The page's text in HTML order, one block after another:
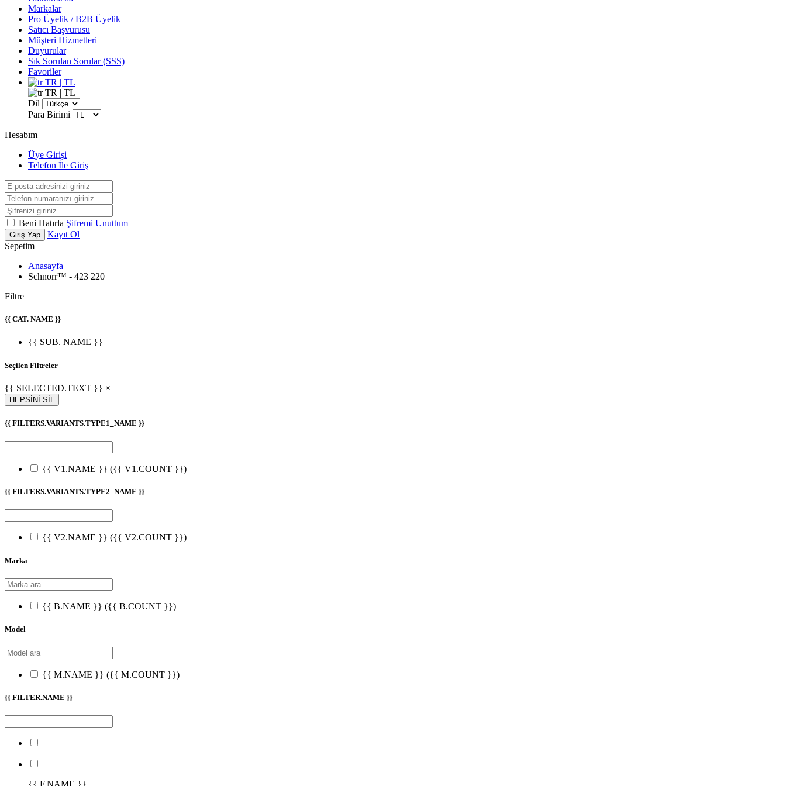
Markalar
Pro Üyelik / B2B Üyelik
Satıcı Başvurusu
Müşteri Hizmetleri
Duyurular
Sık Sorulan Sorular (SSS)
Favoriler
TR | TL
TR | TL
Dil
Para Birimi
Hesabım
Üye Girişi
Telefon İle Giriş
Beni Hatırla Şifremi Unuttum
Giriş Yap
Kayıt Ol
Sepetim
Anasayfa
Schnorr™ - 423 220
Filtre
{{ CAT. NAME }}
{{ SUB. NAME }}
Seçilen Filtreler
{{ SELECTED.TEXT }} ×
HEPSİNİ SİL
{{ FILTERS.VARIANTS.TYPE1_NAME }}
{{ V1.NAME }} ({{ V1.COUNT }})
{{ FILTERS.VARIANTS.TYPE2_NAME }}
{{ V2.NAME }} ({{ V2.COUNT }})
Marka
{{ B.NAME }} ({{ B.COUNT }})
Model
{{ M.NAME }} ({{ M.COUNT }})
{{ FILTER.NAME }}